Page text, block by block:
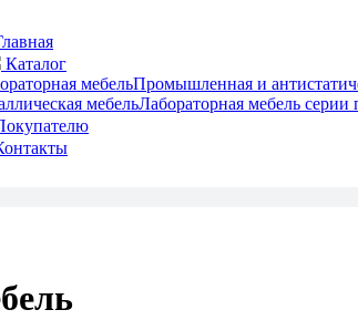
Каталог
мебельПромышленная и
мебельЛабораторная мебель серии